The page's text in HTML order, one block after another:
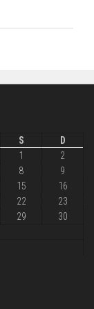
S D
1
2
8
9
15
16
22
23
29
30